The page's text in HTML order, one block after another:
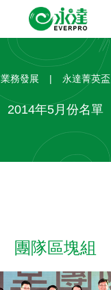
業務發展 | 永達菁英盃
2014年5月份名單
團隊區塊組